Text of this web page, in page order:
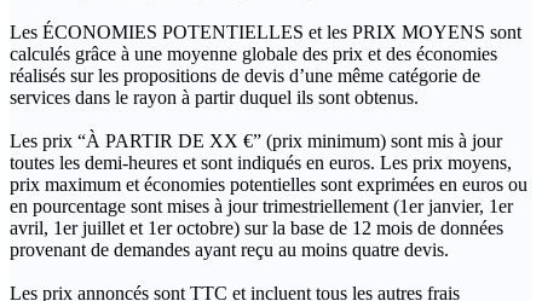
Les ÉCONOMIES POTENTIELLES et les PRIX MOYENS sont
calculés grâce à une moyenne globale des prix et des économies
réalisés sur les propositions de devis d’une même catégorie de
services dans le rayon à partir duquel ils sont obtenus.
Les prix “À PARTIR DE XX €” (prix minimum) sont mis à jour
toutes les demi-heures et sont indiqués en euros. Les prix moyens,
prix maximum et économies potentielles sont exprimées en euros ou
en pourcentage sont mises à jour trimestriellement (1er janvier, 1er
avril, 1er juillet et 1er octobre) sur la base de 12 mois de données
provenant de demandes ayant reçu au moins quatre devis.
Les prix annoncés sont TTC et incluent tous les autres frais